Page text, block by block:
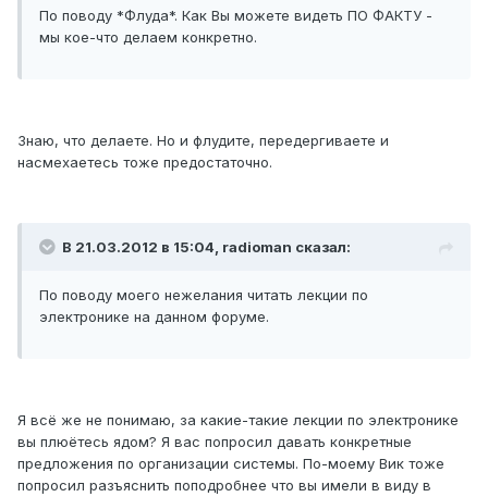
По поводу *Флуда*. Как Вы можете видеть ПО ФАКТУ -
мы кое-что делаем конкретно.
Знаю, что делаете. Но и флудите, передергиваете и
насмехаетесь тоже предостаточно.
В 21.03.2012 в 15:04, radioman сказал:
По поводу моего нежелания читать лекции по
электронике на данном форуме.
Я всё же не понимаю, за какие-такие лекции по электронике
вы плюётесь ядом? Я вас попросил давать конкретные
предложения по организации системы. По-моему Вик тоже
попросил разъяснить поподробнее что вы имели в виду в